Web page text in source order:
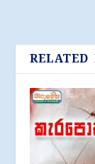
RELATED